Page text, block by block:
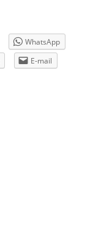
WhatsApp
E-mail